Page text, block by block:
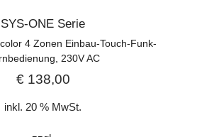
SYS-ONE Serie
4 Zonen Einbau-Touch-Funk-
230V AC
€138,00
inkl. 20 % MwSt.